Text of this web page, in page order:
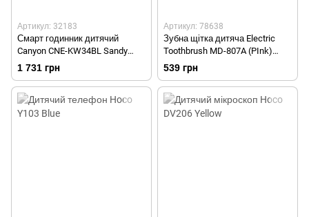
Артикул: 32183
Смарт годинник дитячий
Canyon CNE-KW34BL Sandy
Blue
1 731 грн
Артикул: 78638
Зубна щітка дитяча Electric
Toothbrush MD-807A (PInk)
Рожева
539 грн